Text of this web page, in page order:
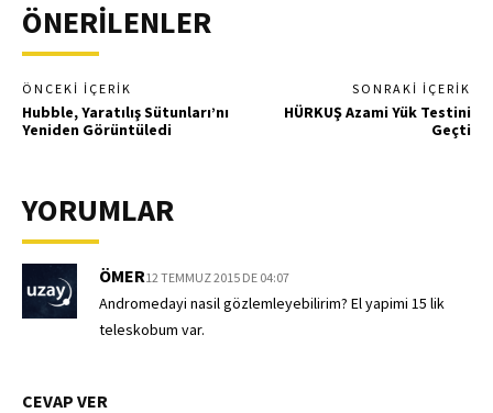
ÖNERİLENLER
ÖNCEKI İÇERIK
Hubble, Yaratılış Sütunları’nı
Yeniden Görüntüledi
SONRAKI İÇERIK
HÜRKUŞ Azami Yük Testini
Geçti
YORUMLAR
ÖMER12 TEMMUZ 2015 DE 04:07
Andromedayi nasil gözlemleyebilirim? El yapimi 15 lik
teleskobum var.
CEVAP VER